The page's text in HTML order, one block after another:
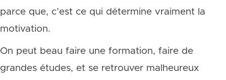
parce que, c’est ce qui détermine vraiment la
motivation.
On peut beau faire une formation, faire de
grandes études, et se retrouver malheureux